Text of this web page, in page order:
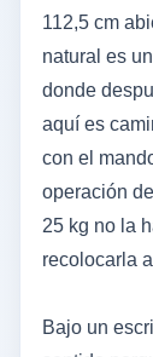
112,5 cm
natural es
donde
aquí es
con el
operación
25 kg no la
recolocarla
Bajo un